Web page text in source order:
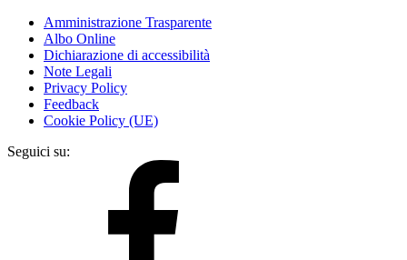
Amministrazione Trasparente
Albo Online
Dichiarazione di accessibilità
Note Legali
Privacy Policy
Feedback
Cookie Policy (UE)
Seguici su: